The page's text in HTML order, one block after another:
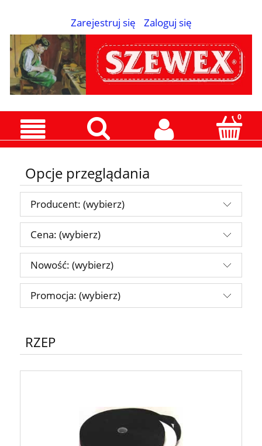
Zarejestruj się Zaloguj się
Opcje przeglądania
Producent: (wybierz)
Cena: (wybierz)
Nowość: (wybierz)
Promocja: (wybierz)
RZEP